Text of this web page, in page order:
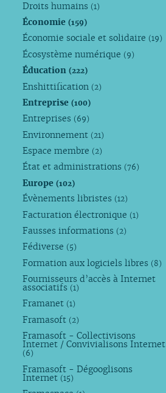
Droits humains (1)
Économie(159)
Économie sociale et solidaire (19)
Écosystème numérique (9)
Éducation(222)
Enshittification (2)
Entreprise(100)
Entreprises (69)
Environnement (21)
Espace membre (2)
État et administrations (76)
Europe(102)
Évènements libristes (12)
Facturation électronique (1)
Fausses informations (2)
Fédiverse (5)
Formation aux logiciels libres (8)
Fournisseurs d’accès à Internet
associatifs (1)
Framanet (1)
Framasoft (2)
Framasoft - Collectivisons
Internet / Convivialisons Internet
(6)
Framasoft - Dégooglisons
Internet (15)